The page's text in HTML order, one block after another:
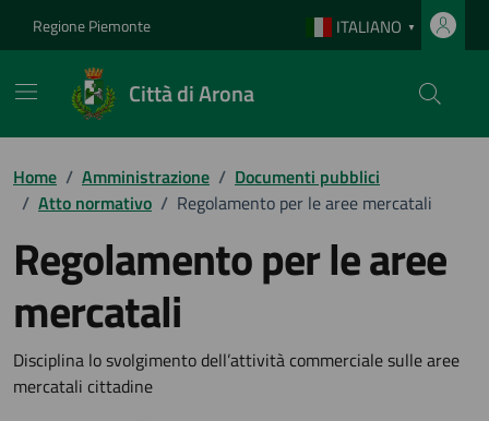
Regione Piemonte ITALIANO ▼
Città di Arona
Home / Amministrazione / Documenti pubblici
/ Atto normativo / Regolamento per le aree mercatali
Regolamento per le aree
mercatali
Dettagli del documento
Disciplina lo svolgimento dell’attività commerciale sulle aree
mercatali cittadine